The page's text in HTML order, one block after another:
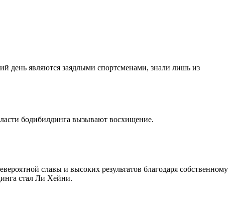
день являются заядлыми спортсменами, знали лишь из
бодибилдинга вызывают восхищение.
славы и высоких результатов благодаря собственному
стал Ли Хейни.